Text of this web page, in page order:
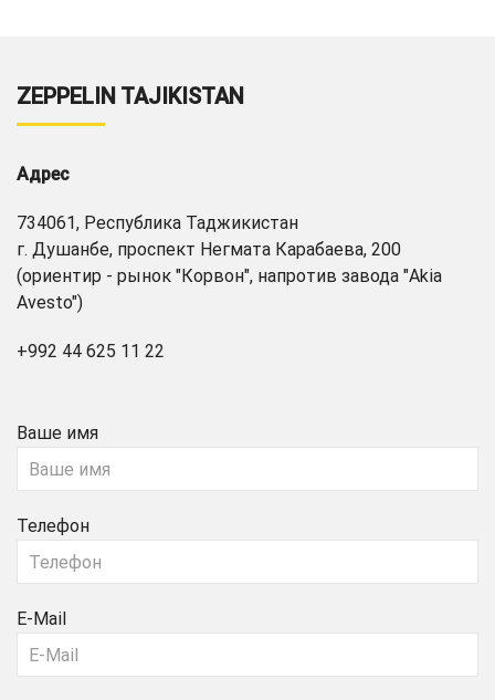
ZEPPELIN TAJIKISTAN
Адрес
734061, Республика Таджикистан
г. Душанбе, проспект Негмата Карабаева, 200
(ориентир - рынок "Корвон", напротив завода "Akia
Avesto")
+992 44 625 11 22
Ваше имя
Телефон
E-Mail